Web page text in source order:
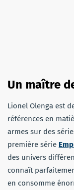
Un maître
Lionel Olenga est
références en
armes sur des
première série
des univers
connaît
en consomme